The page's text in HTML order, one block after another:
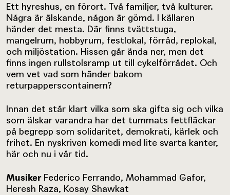
Ett hyreshus, en förort. Två familjer, två kulturer.
Några är älskande, någon är gömd. I källaren
händer det mesta. Där finns tvättstuga,
mangelrum, hobbyrum, festlokal, förråd, replokal,
och miljöstation. Hissen går ända ner, men det
finns ingen rullstolsramp ut till cykelförrådet. Och
vem vet vad som händer bakom
returpapperscontainern?
Innan det står klart vilka som ska gifta sig och vilka
som älskar varandra har det tummats fettfläckar
på begrepp som solidaritet, demokrati, kärlek och
frihet. En nyskriven komedi med lite svarta kanter,
här och nu i vår tid.
MusikerFederico Ferrando, Mohammad Gafor,
Heresh Raza, Kosay Shawkat